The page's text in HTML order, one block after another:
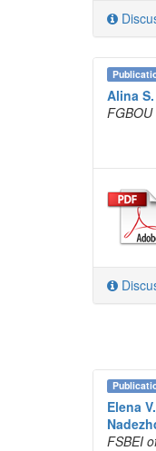
Alina
Elena
FSBEI